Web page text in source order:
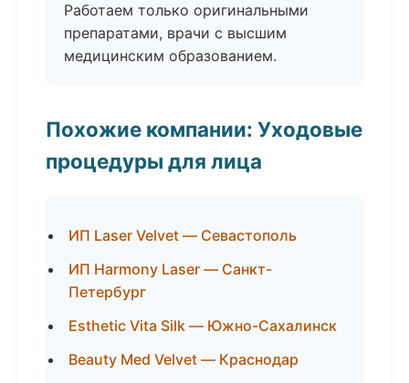
Работаем только оригинальными
препаратами, врачи с высшим
медицинским образованием.
Похожие компании: Уходовые
процедуры для лица
ИП Laser Velvet — Севастополь
ИП Harmony Laser — Санкт-
Петербург
Esthetic Vita Silk — Южно-Сахалинск
Beauty Med Velvet — Краснодар